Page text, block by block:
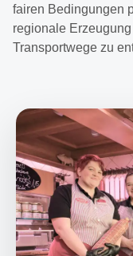
fairen Bedingungen
regionale
Transportwege zu